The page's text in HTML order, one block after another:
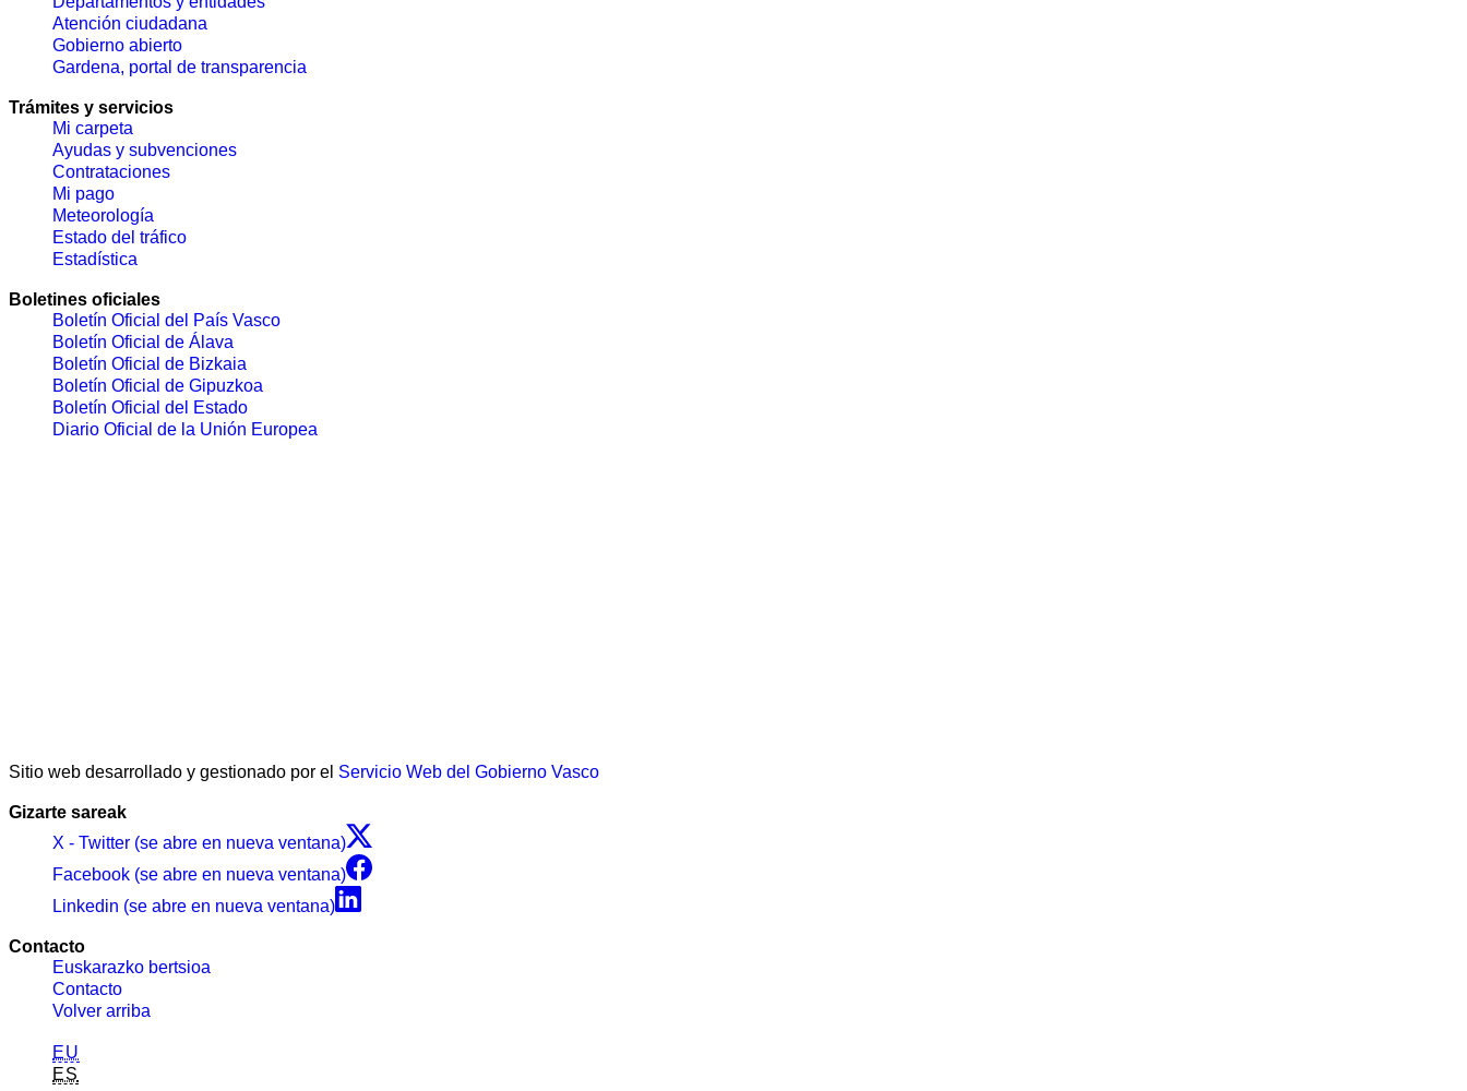
Atención ciudadana
Gobierno abierto
Gardena, portal de transparencia
Trámites y servicios
Mi carpeta
Ayudas y subvenciones
Contrataciones
Mi pago
Meteorología
Estado del tráfico
Estadística
Boletines oficiales
Boletín Oficial del País Vasco
Boletín Oficial de Álava
Boletín Oficial de Bizkaia
Boletín Oficial de Gipuzkoa
Boletín Oficial del Estado
Diario Oficial de la Unión Europea
Sitio web desarrollado y gestionado por el Servicio Web del Gobierno Vasco
Gizarte sareak
X - Twitter (se abre en nueva ventana)
Facebook (se abre en nueva ventana)
Linkedin (se abre en nueva ventana)
Contacto
Euskarazko bertsioa
Contacto
Volver arriba
EU
ES